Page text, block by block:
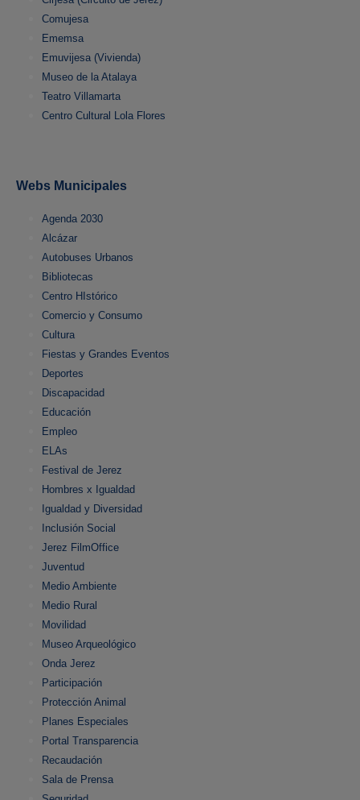
Comujesa
Ememsa
Emuvijesa (Vivienda)
Museo de la Atalaya
Teatro Villamarta
Centro Cultural Lola Flores
Webs Municipales
Agenda 2030
Alcázar
Autobuses Urbanos
Bibliotecas
Centro HIstórico
Comercio y Consumo
Cultura
Fiestas y Grandes Eventos
Deportes
Discapacidad
Educación
Empleo
ELAs
Festival de Jerez
Hombres x Igualdad
Igualdad y Diversidad
Inclusión Social
Jerez FilmOffice
Juventud
Medio Ambiente
Medio Rural
Movilidad
Museo Arqueológico
Onda Jerez
Participación
Protección Animal
Planes Especiales
Portal Transparencia
Recaudación
Sala de Prensa